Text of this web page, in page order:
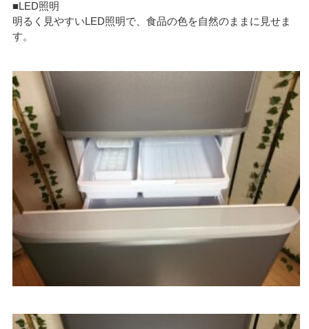
■LED照明
明るく見やすいLED照明で、食品の色を自然のままに見せま
す。